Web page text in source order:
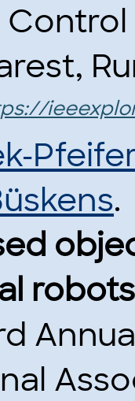
Pfeifer
.